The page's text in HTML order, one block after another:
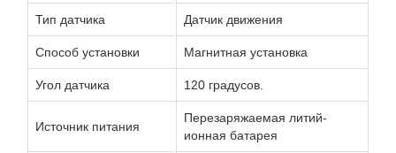
Тип датчика Датчик движения
Способ установки Магнитная установка
Угол датчика 120 градусов.
Источник питания
Перезаряжаемая литий-
ионная батарея